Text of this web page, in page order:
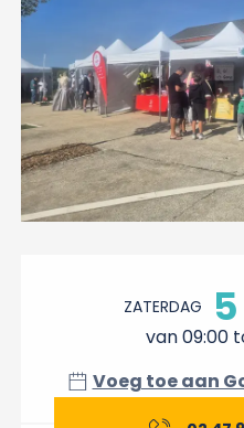
ZATERDAG 5
van 09:00
Voeg toe aan